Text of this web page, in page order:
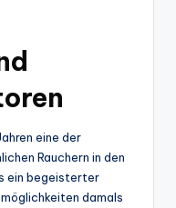
eine der
Rauchern in den
ein begeisterter
damals